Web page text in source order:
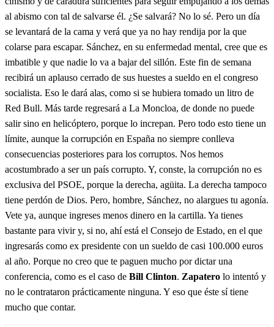
al abismo con tal de salvarse él. ¿Se salvará? No lo sé. Pero un día
se levantará de la cama y verá que ya no hay rendija por la que
colarse para escapar. Sánchez, en su enfermedad mental, cree que es
imbatible y que nadie lo va a bajar del sillón. Este fin de semana
recibirá un aplauso cerrado de sus huestes a sueldo en el congreso
socialista. Eso le dará alas, como si se hubiera tomado un litro de
Red Bull. Más tarde regresará a La Moncloa, de donde no puede
salir sino en helicóptero, porque lo increpan. Pero todo esto tiene un
límite, aunque la corrupción en España no siempre conlleva
consecuencias posteriores para los corruptos. Nos hemos
acostumbrado a ser un país corrupto. Y, conste, la corrupción no es
exclusiva del PSOE, porque la derecha, agüita. La derecha tampoco
tiene perdón de Dios. Pero, hombre, Sánchez, no alargues tu agonía.
Vete ya, aunque ingreses menos dinero en la cartilla. Ya tienes
bastante para vivir y, si no, ahí está el Consejo de Estado, en el que
ingresarás como ex presidente con un sueldo de casi 100.000 euros
al año. Porque no creo que te paguen mucho por dictar una
conferencia, como es el caso de Bill Clinton. Zapatero lo intentó y
no le contrataron prácticamente ninguna. Y eso que éste sí tiene
mucho que contar.